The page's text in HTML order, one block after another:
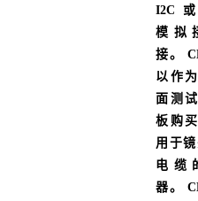
I2C
模拟
接。
以作
面测
板购
用于
电缆
器。